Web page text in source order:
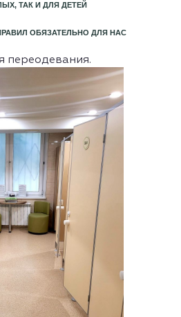
ТАК И ДЛЯ ДЕТЕЙ
ОБЯЗАТЕЛЬНО ДЛЯ НАС
переодевания.